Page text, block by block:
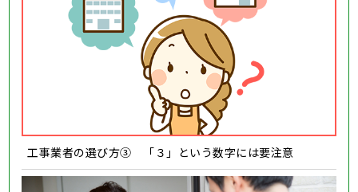
工事業者の選び方③ 「３」という数字には要注意